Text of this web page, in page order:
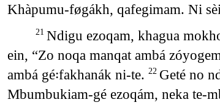
Khàpumu-føgákh, qafegimam. Ni
21 Ndigu ezoqam, khagua
ein, “Zo noqa manqat ambá
ambá gé꞉fakhanák ni-te. 22 Geté no
Mbumbukiam-gé ezoqám, neka te-